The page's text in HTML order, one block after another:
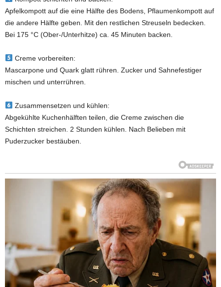
Apfelkompott auf die eine Hälfte des Bodens, Pflaumenkompott auf
die andere Hälfte geben. Mit den restlichen Streuseln bedecken.
Bei 175 °C (Ober-/Unterhitze) ca. 45 Minuten backen.
Creme vorbereiten:
Mascarpone und Quark glatt rühren. Zucker und Sahnefestiger
mischen und unterrühren.
Zusammensetzen und kühlen:
Abgekühlte Kuchenhälften teilen, die Creme zwischen die
Schichten streichen. 2 Stunden kühlen. Nach Belieben mit
Puderzucker bestäuben.